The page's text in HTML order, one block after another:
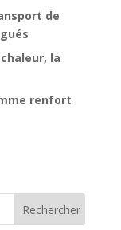
de
la
renfort